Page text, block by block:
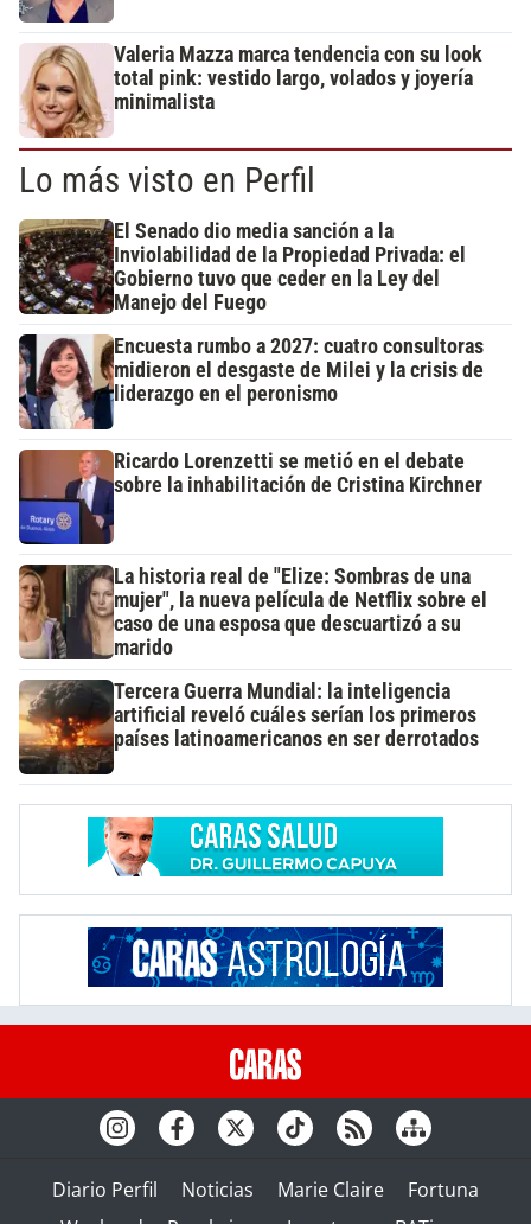
Valeria Mazza marca tendencia con su look
total pink: vestido largo, volados y joyería
minimalista
Lo más visto en Perfil
El Senado dio media sanción a la
Inviolabilidad de la Propiedad Privada: el
Gobierno tuvo que ceder en la Ley del
Manejo del Fuego
Encuesta rumbo a 2027: cuatro consultoras
midieron el desgaste de Milei y la crisis de
liderazgo en el peronismo
Ricardo Lorenzetti se metió en el debate
sobre la inhabilitación de Cristina Kirchner
La historia real de "Elize: Sombras de una
mujer", la nueva película de Netflix sobre el
caso de una esposa que descuartizó a su
marido
Tercera Guerra Mundial: la inteligencia
artificial reveló cuáles serían los primeros
países latinoamericanos en ser derrotados
Diario Perfil Noticias Marie Claire
Fortuna